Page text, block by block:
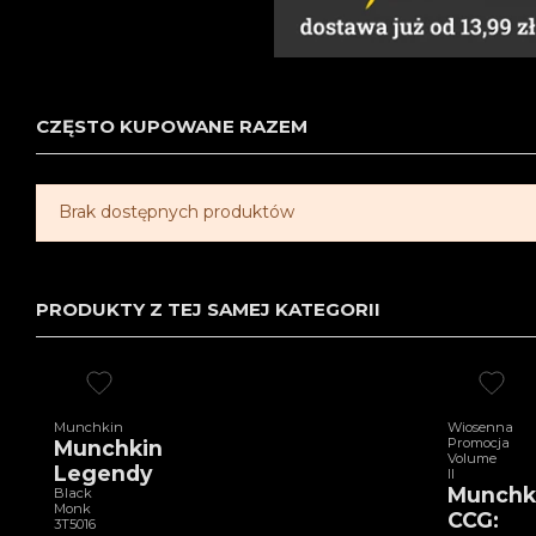
CZĘSTO KUPOWANE RAZEM
Brak dostępnych produktów
PRODUKTY Z TEJ SAMEJ KATEGORII
Munchkin
Munchkin
Legendy
Black
Monk
3T5016
Wiosenna
Promocja
Volume
II
CCG: